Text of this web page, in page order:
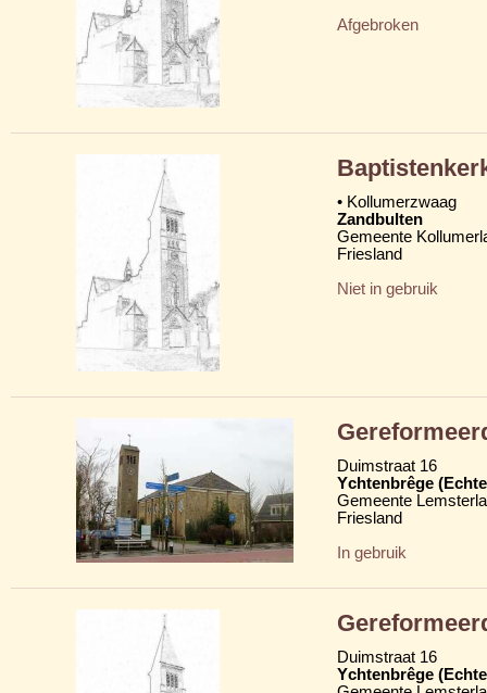
Afgebroken
• Kollumerzwaag
Zandbulten
Gemeente
Friesland
Niet in gebruik
Duimstraat 16
Ychtenbrêge
Gemeente
Friesland
In gebruik
Duimstraat 16
Ychtenbrêge